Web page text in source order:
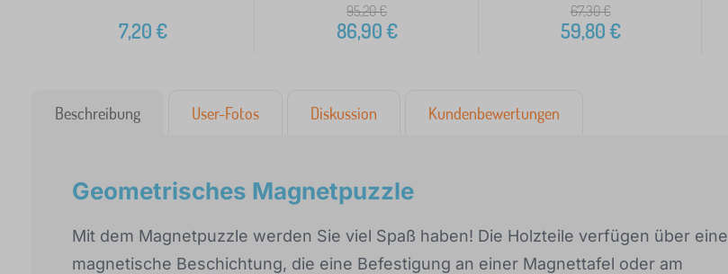
7,20€
95,20€
86,90€
67,30€
59,80€
Beschreibung User-Fotos Diskussion Kundenbewertungen
Geometrisches Magnetpuzzle
Mit dem Magnetpuzzle werden Sie viel Spaß haben! Die Holzteile verfügen über eine
magnetische Beschichtung, die eine Befestigung an einer Magnettafel oder am